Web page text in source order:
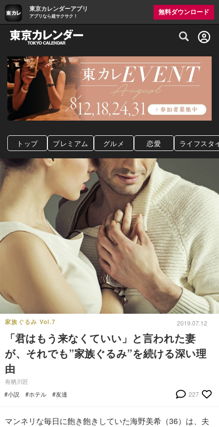
東京カレンダーアプリ
アプリなら超サクサク！
無料ダウンロード
グルメ情報・プレミアムレストラン予約
トップ プレミアム グルメ 恋愛 ライフスタ
家族ぐるみ Vol.7 2019.07.12
「君はもう来なくていい」と言われた妻
が、それでも”家族ぐるみ”を続ける深い理
由
有栖川匠
#小説
#ホテル #友達 227
マンネリな毎日に飽き飽きしていた海野美希（36）は、夫